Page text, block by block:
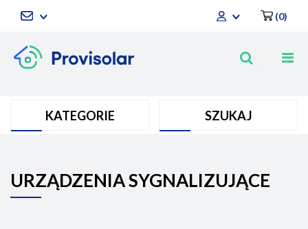
Zaloguj się
(0)
KATEGORIE SZUKAJ
URZĄDZENIA SYGNALIZUJĄCE